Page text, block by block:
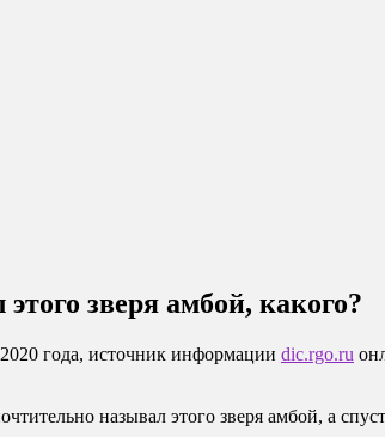
зверя амбой, какого?
года, источник информации dic.rgo.ru
называл этого зверя амбой, а